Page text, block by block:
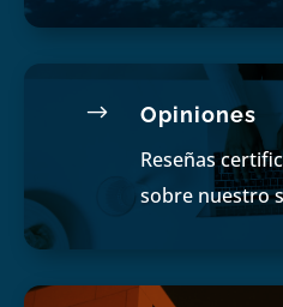
$ Opiniones
Reseñas
sobre nuestro